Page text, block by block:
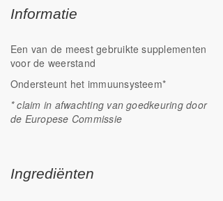
Informatie
Een van de meest gebruikte supplementen
voor de weerstand
Ondersteunt het immuunsysteem*
* claim in afwachting van goedkeuring door
de Europese Commissie
Ingrediënten